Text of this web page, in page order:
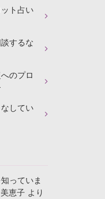
ト占い
するな
のプロ
してい
っていま
恵子 より